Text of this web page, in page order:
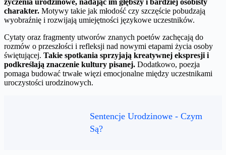
życzenia urodzinowe, nadając im głębszy i bardziej osobisty
charakter. Motywy takie jak młodość czy szczęście pobudzają
wyobraźnię i rozwijają umiejętności językowe uczestników.
Cytaty oraz fragmenty utworów znanych poetów zachęcają do
rozmów o przeszłości i refleksji nad nowymi etapami życia osoby
świętującej. Takie spotkania sprzyjają kreatywnej ekspresji i
podkreślają znaczenie kultury pisanej. Dodatkowo, poezja
pomaga budować trwałe więzi emocjonalne między uczestnikami
uroczystości urodzinowych.
Sentencje Urodzinowe - Czym
Są?